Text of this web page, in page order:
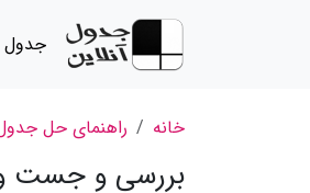
جدول
خانه راهنمای حل
بررسى و جست